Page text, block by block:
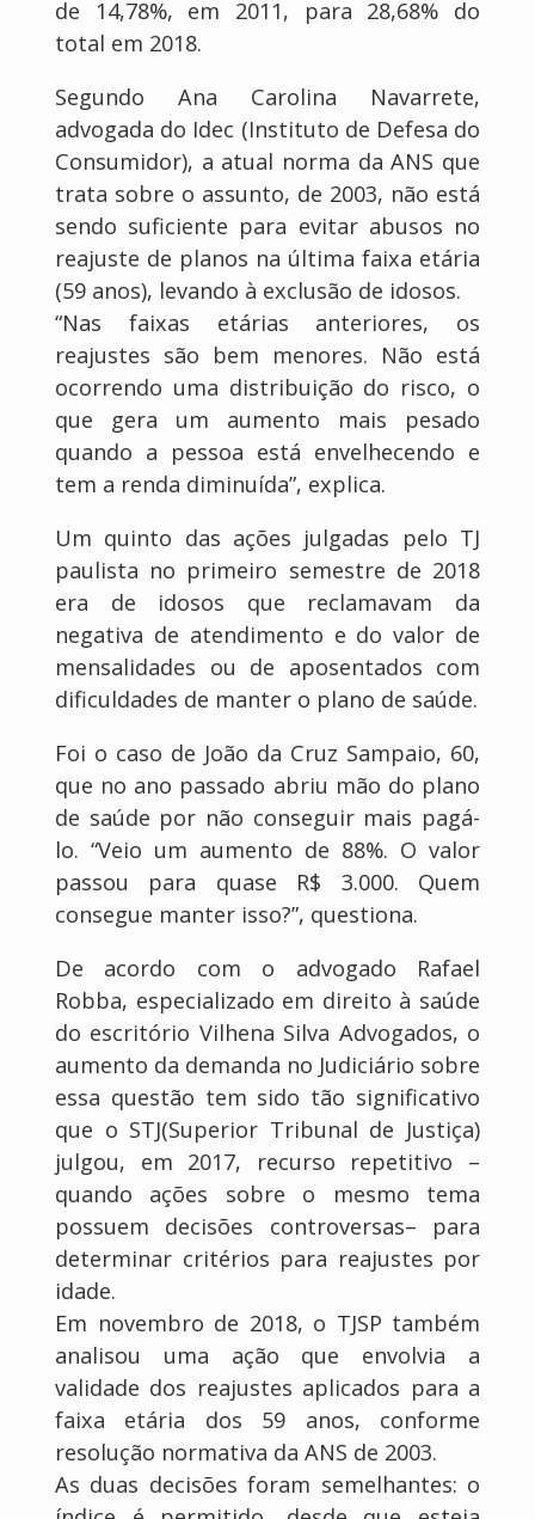
de 14,78%, em 2011, para 28,68% do
total em 2018.
Segundo Ana Carolina Navarrete,
advogada do Idec (Instituto de Defesa do
Consumidor), a atual norma da ANS que
trata sobre o assunto, de 2003, não está
sendo suficiente para evitar abusos no
reajuste de planos na última faixa etária
(59 anos), levando à exclusão de idosos.
“Nas faixas etárias anteriores, os
reajustes são bem menores. Não está
ocorrendo uma distribuição do risco, o
que gera um aumento mais pesado
quando a pessoa está envelhecendo e
tem a renda diminuída”, explica.
Um quinto das ações julgadas pelo TJ
paulista no primeiro semestre de 2018
era de idosos que reclamavam da
negativa de atendimento e do valor de
mensalidades ou de aposentados com
dificuldades de manter o plano de saúde.
Foi o caso de João da Cruz Sampaio, 60,
que no ano passado abriu mão do plano
de saúde por não conseguir mais pagá-
lo. “Veio um aumento de 88%. O valor
passou para quase R$ 3.000. Quem
consegue manter isso?”, questiona.
De acordo com o advogado Rafael
Robba, especializado em direito à saúde
do escritório Vilhena Silva Advogados, o
aumento da demanda no Judiciário sobre
essa questão tem sido tão significativo
que o STJ(Superior Tribunal de Justiça)
julgou, em 2017, recurso repetitivo –
quando ações sobre o mesmo tema
possuem decisões controversas– para
determinar critérios para reajustes por
idade.
Em novembro de 2018, o TJSP também
analisou uma ação que envolvia a
validade dos reajustes aplicados para a
faixa etária dos 59 anos, conforme
resolução normativa da ANS de 2003.
As duas decisões foram semelhantes: o